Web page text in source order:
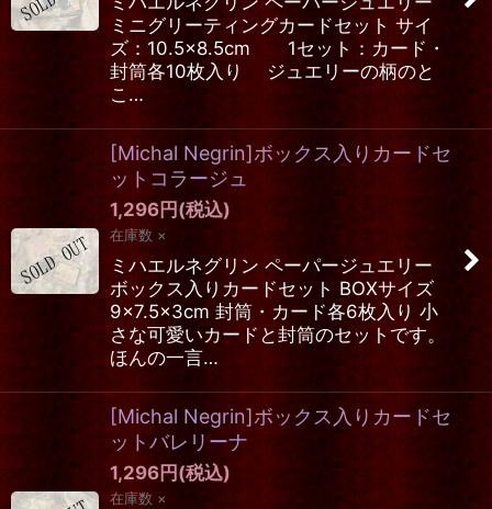
ミニグリーティングカードセット サイ
ズ：10.5×8.5cm 1セット：カード・
封筒各10枚入り ジュエリーの柄のと
こ…
[Michal Negrin]ボックス入りカードセ
ットコラージュ
1,296円 (税込)
在庫数 ×
ミハエルネグリン ペーパージュエリー
ボックス入りカードセット BOXサイズ
9×7.5×3cm 封筒・カード各6枚入り 小
さな可愛いカードと封筒のセットです。
ほんの一言…
[Michal Negrin]ボックス入りカードセ
ットバレリーナ
1,296円 (税込)
在庫数 ×